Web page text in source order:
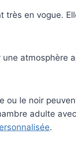
très en vogue.
atmosphère
ou le noir
adulte
.